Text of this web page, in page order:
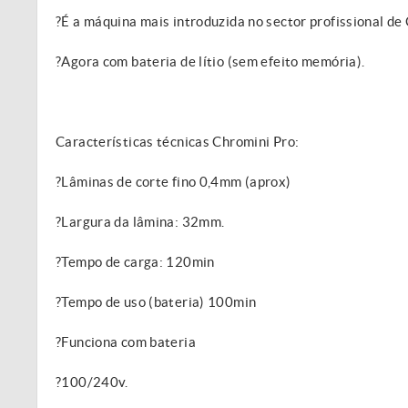
?É a máquina mais introduzida no sector profissional de
?Agora com bateria de lítio (sem efeito memória).
Características técnicas Chromini Pro:
?Lâminas de corte fino 0,4mm (aprox)
?Largura da lâmina: 32mm.
?Tempo de carga: 120min
?Tempo de uso (bateria) 100min
?Funciona com bateria
?100/240v.